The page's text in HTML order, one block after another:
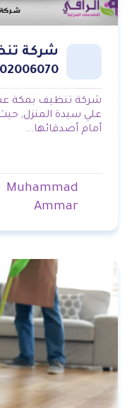
شركة
شركة تنظيف بمكة
علي سيدة المنزل, حيث
أمام أصدقائها...
Muhammad
Ammar